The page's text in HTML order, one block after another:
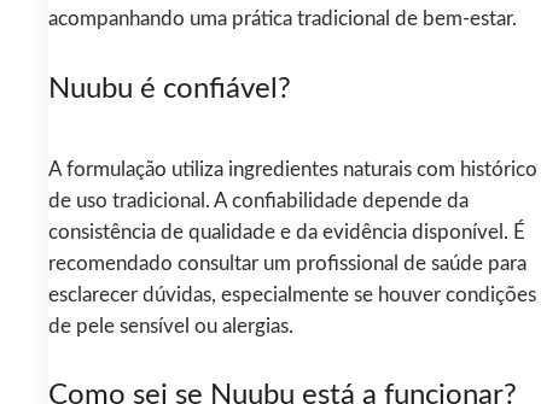
acompanhando uma prática tradicional de bem-estar.
Nuubu é confiável?
A formulação utiliza ingredientes naturais com histórico
de uso tradicional. A confiabilidade depende da
consistência de qualidade e da evidência disponível. É
recomendado consultar um profissional de saúde para
esclarecer dúvidas, especialmente se houver condições
de pele sensível ou alergias.
Como sei se Nuubu está a funcionar?